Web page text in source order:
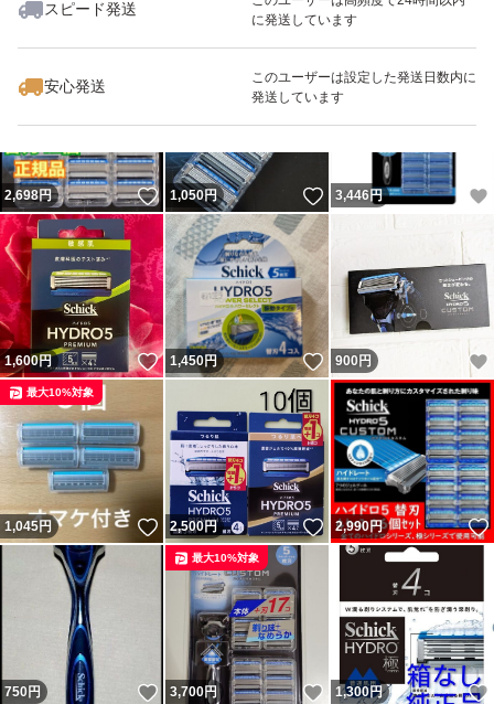
スピード発送
に発送しています
安心発送
このユーザーは設定した発送日数内に
発送しています
いいね！
1,999
2,698円 いいね！
1,050円 いいね！
3,446 円
1,600円 いいね！
1,450円 いいね！
900 円
1,045円 いいね！
最大10%対象
2,500円 いいね！
2,990円
750円 いいね！
3,700円 いいね！
最大10%対象
1,300円